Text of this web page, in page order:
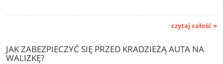
czytaj całość »
JAK ZABEZPIECZYĆ SIĘ PRZED KRADZIEŻĄ AUTA NA
WALIZKĘ?